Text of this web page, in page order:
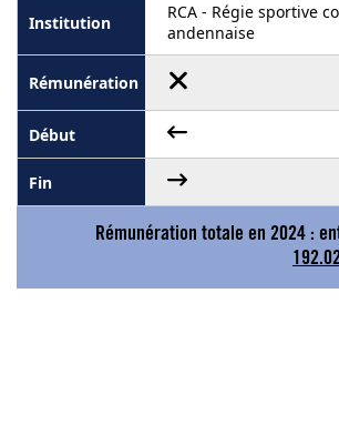
RCA - Régie sportive
andennaise
Rémunération totale en 2024 :